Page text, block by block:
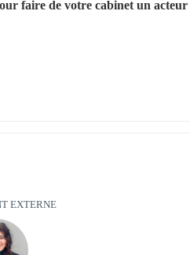
faire de votre cabinet un
EXTERNE